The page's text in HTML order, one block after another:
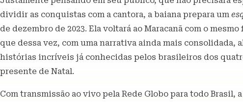
dividir as conquistas com a cantora, a baiana prepara um
de dezembro de 2023. Ela voltará ao Maracanã com o
que dessa vez, com uma narrativa ainda mais consolidada,
histórias incríveis já conhecidas pelos brasileiros dos
presente de Natal.
Com transmissão ao vivo pela Rede Globo para todo